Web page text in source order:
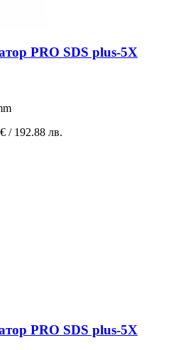
PRO SDS plus-5X
/ 192.88 лв.
PRO SDS plus-5X